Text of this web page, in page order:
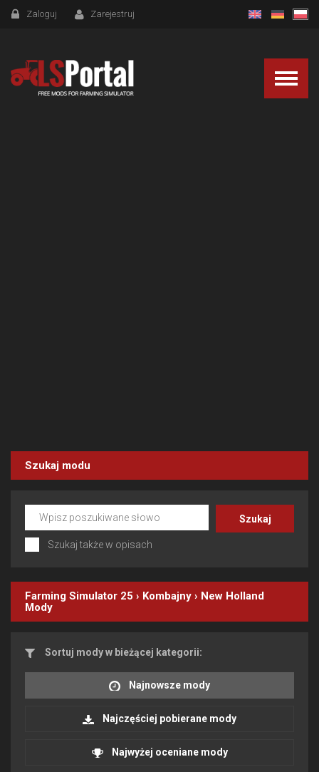
Zaloguj Zarejestruj
Szukaj modu
Szukaj także w opisach
Farming Simulator 25 › Kombajny › New Holland
Mody
Sortuj mody w bieżącej kategorii:
Najnowsze mody
Najczęściej pobierane mody
Najwyżej oceniane mody